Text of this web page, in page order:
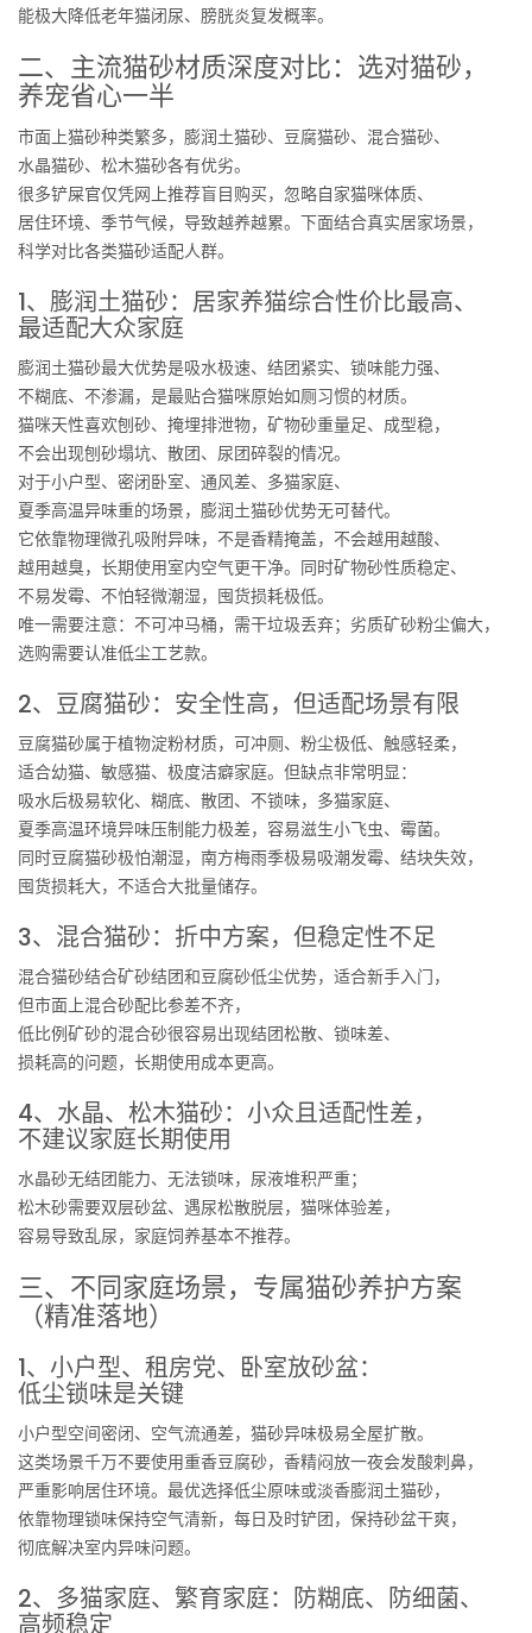
能极大降低老年猫闭尿、膀胱炎复发概率。
二、主流猫砂材质深度对比：选对猫砂，
养宠省心一半
市面上猫砂种类繁多，膨润土猫砂、豆腐猫砂、混合猫砂、
水晶猫砂、松木猫砂各有优劣。
很多铲屎官仅凭网上推荐盲目购买，忽略自家猫咪体质、
居住环境、季节气候，导致越养越累。下面结合真实居家场景，
科学对比各类猫砂适配人群。
1、膨润土猫砂：居家养猫综合性价比最高、
最适配大众家庭
膨润土猫砂最大优势是吸水极速、结团紧实、锁味能力强、
不糊底、不渗漏，是最贴合猫咪原始如厕习惯的材质。
猫咪天性喜欢刨砂、掩埋排泄物，矿物砂重量足、成型稳，
不会出现刨砂塌坑、散团、尿团碎裂的情况。
对于小户型、密闭卧室、通风差、多猫家庭、
夏季高温异味重的场景，膨润土猫砂优势无可替代。
它依靠物理微孔吸附异味，不是香精掩盖，不会越用越酸、
越用越臭，长期使用室内空气更干净。同时矿物砂性质稳定、
不易发霉、不怕轻微潮湿，囤货损耗极低。
唯一需要注意：不可冲马桶，需干垃圾丢弃；劣质矿砂粉尘偏大，
选购需要认准低尘工艺款。
2、豆腐猫砂：安全性高，但适配场景有限
豆腐猫砂属于植物淀粉材质，可冲厕、粉尘极低、触感轻柔，
适合幼猫、敏感猫、极度洁癖家庭。但缺点非常明显：
吸水后极易软化、糊底、散团、不锁味，多猫家庭、
夏季高温环境异味压制能力极差，容易滋生小飞虫、霉菌。
同时豆腐猫砂极怕潮湿，南方梅雨季极易吸潮发霉、结块失效，
囤货损耗大，不适合大批量储存。
3、混合猫砂：折中方案，但稳定性不足
混合猫砂结合矿砂结团和豆腐砂低尘优势，适合新手入门，
但市面上混合砂配比参差不齐，
低比例矿砂的混合砂很容易出现结团松散、锁味差、
损耗高的问题，长期使用成本更高。
4、水晶、松木猫砂：小众且适配性差，
不建议家庭长期使用
水晶砂无结团能力、无法锁味，尿液堆积严重；
松木砂需要双层砂盆、遇尿松散脱层，猫咪体验差，
容易导致乱尿，家庭饲养基本不推荐。
三、不同家庭场景，专属猫砂养护方案
（精准落地）
1、小户型、租房党、卧室放砂盆：
低尘锁味是关键
小户型空间密闭、空气流通差，猫砂异味极易全屋扩散。
这类场景千万不要使用重香豆腐砂，香精闷放一夜会发酸刺鼻，
严重影响居住环境。最优选择低尘原味或淡香膨润土猫砂，
依靠物理锁味保持空气清新，每日及时铲团，保持砂盆干爽，
彻底解决室内异味问题。
2、多猫家庭、繁育家庭：防糊底、防细菌、
高频稳定